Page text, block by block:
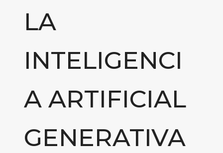
LA
INTELIGENCI
A ARTIFICIAL
GENERATIVA